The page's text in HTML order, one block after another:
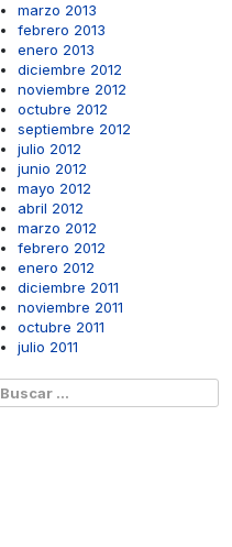
marzo 2013
febrero 2013
enero 2013
diciembre 2012
noviembre 2012
octubre 2012
septiembre 2012
julio 2012
junio 2012
mayo 2012
abril 2012
marzo 2012
febrero 2012
enero 2012
diciembre 2011
noviembre 2011
octubre 2011
julio 2011
Buscar: